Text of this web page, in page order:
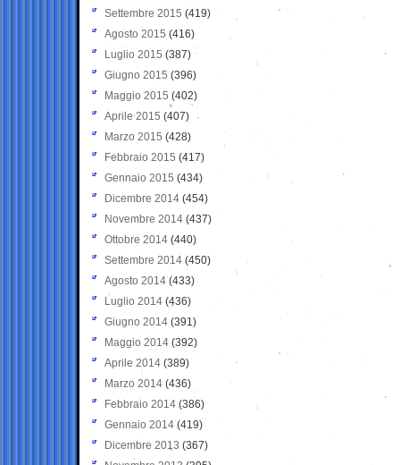
Settembre 2015 (419)
Agosto 2015 (416)
Luglio 2015 (387)
Giugno 2015 (396)
Maggio 2015 (402)
Aprile 2015 (407)
Marzo 2015 (428)
Febbraio 2015 (417)
Gennaio 2015 (434)
Dicembre 2014 (454)
Novembre 2014 (437)
Ottobre 2014 (440)
Settembre 2014 (450)
Agosto 2014 (433)
Luglio 2014 (436)
Giugno 2014 (391)
Maggio 2014 (392)
Aprile 2014 (389)
Marzo 2014 (436)
Febbraio 2014 (386)
Gennaio 2014 (419)
Dicembre 2013 (367)